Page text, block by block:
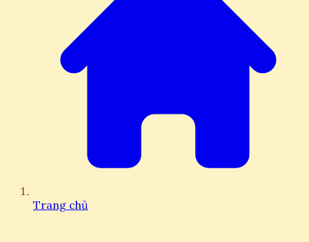
Trang chủ